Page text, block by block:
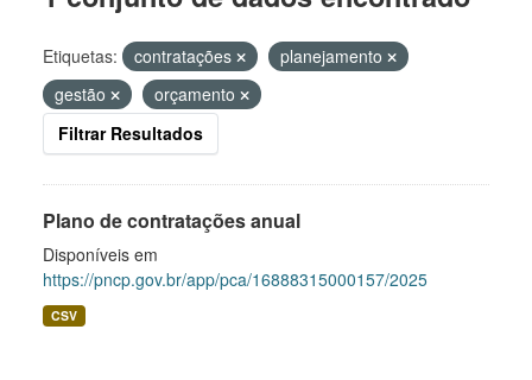
Etiquetas: contratações
planejamento
gestão
orçamento
Filtrar Resultados
Plano de contratações anual
Disponíveis em
https://pncp.gov.br/app/pca/16888315000157/2025
CSV